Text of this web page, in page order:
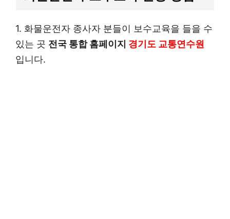
1. 화물운전자 종사자 분들이 보수교육을 들을 수
있는 곳 전국 통합 홈페이지 경기도 교통연수원
입니다.